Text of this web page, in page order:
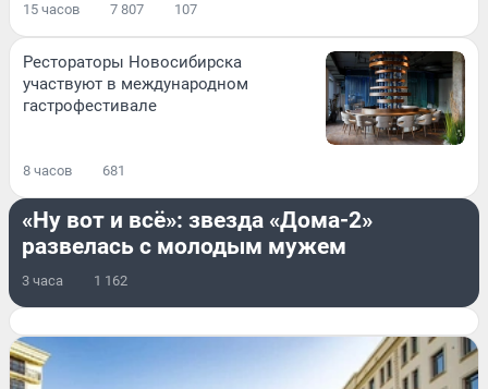
15 часов 7 807 107
Рестораторы Новосибирска
участвуют в международном
гастрофестивале
8 часов 681
«Ну вот и всё»: звезда «Дома-2»
развелась с молодым мужем
3 часа 1 162